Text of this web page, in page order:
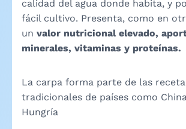
calidad del agua donde habita, y
fácil cultivo. Presenta, como en
un valor nutricional elevado,
minerales, vitaminas y proteínas.
La carpa forma parte de las
tradicionales de países como
Hungría